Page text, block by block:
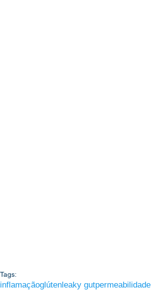
Tags:
inflamaçãoglútenleaky gutpermeabilidade